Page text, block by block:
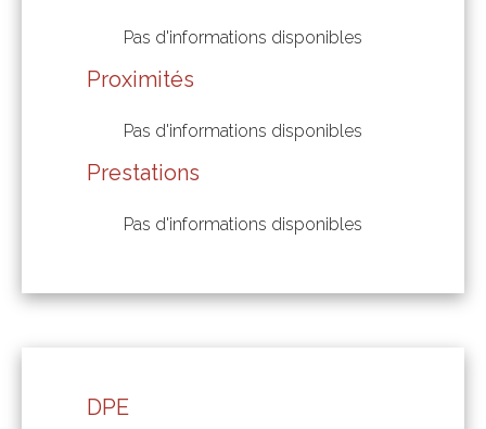
Pas d'informations disponibles
Proximités
Pas d'informations disponibles
Prestations
Pas d'informations disponibles
DPE